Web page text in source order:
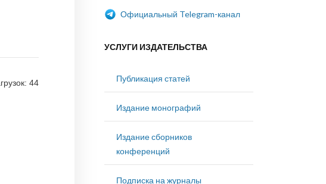
44
Официальный Telegram-канал
УСЛУГИ ИЗДАТЕЛЬСТВА
Публикация статей
Издание монографий
Издание сборников
конференций
Подписка на журналы